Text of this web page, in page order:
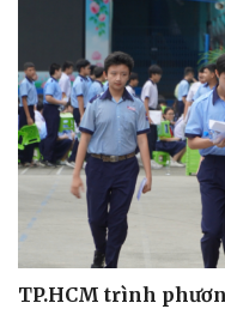
Cải chính
TP.HCM trình